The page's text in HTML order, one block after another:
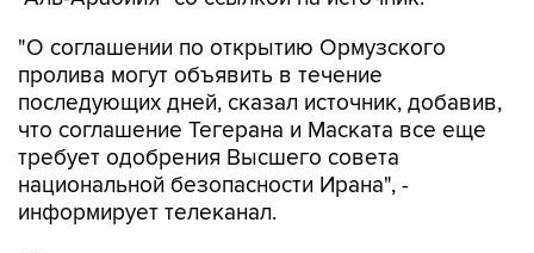
последующих дней, сказал источник, добавив,
что соглашение Тегерана и Маската все еще
требует одобрения Высшего совета
национальной безопасности Ирана", -
информирует телеканал.
"Источник продолжил, что предложенное